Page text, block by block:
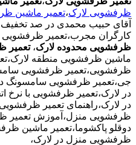
ظرفشویی لارک،تعمیر ماشین
آقای حبیب محمدی در صد تخفیف
کارگران مجرب،تعمیر ظرفشویی
ظرفشویی محدوده لارک، تعمیر
ماشین ظرفشویی منطقه
ظرفشویی،تعمیر ظرفشویی
جی،تعمیر ظرفشویی سامسونگ
در لارک،تعمیر ظرفشویی با نرخ
در لارک،راهنمای تعمیر ظرفشویی
ظرفشویی منزل،آموزش تعمیر
دوقلو پاکشوما،تعمیر ماشین
ظرفشویی منزل در لارک،